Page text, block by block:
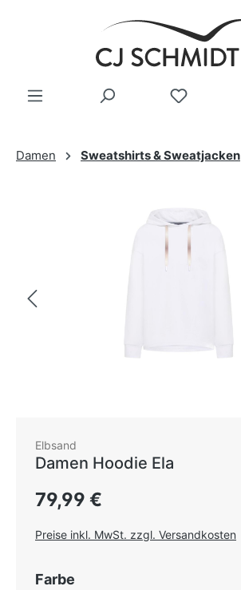
Zum Hauptinhalt springen
Damen Sweatshirts & Sweatjacken
Elbsand
Damen Hoodie Ela
Regulärer Preis:
79,99 €
Preise inkl. MwSt. zzgl. Versandkosten
Farbe